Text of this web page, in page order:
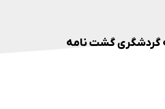
گردشگری گشت نامه